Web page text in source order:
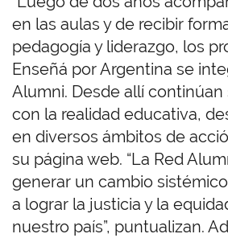
en las aulas y de recibir
pedagogía y liderazgo, los
Enseñá por Argentina se
Alumni. Desde allí
con la realidad educativa,
en diversos ámbitos de
su página web. “La Red
generar un cambio
a lograr la justicia y la
nuestro país”, puntualizan.